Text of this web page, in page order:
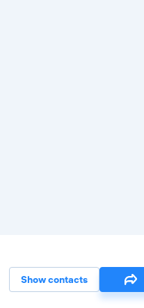
Show contacts